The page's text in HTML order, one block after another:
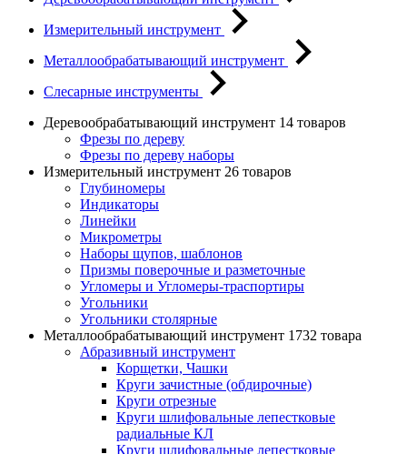
Измерительный инструмент
Металлообрабатывающий инструмент
Слесарные инструменты
Деревообрабатывающий инструмент 14 товаров
Фрезы по дереву
Фрезы по дереву наборы
Измерительный инструмент 26 товаров
Глубиномеры
Индикаторы
Линейки
Микрометры
Наборы щупов, шаблонов
Призмы поверочные и разметочные
Угломеры и Угломеры-траспортиры
Угольники
Угольники столярные
Металлообрабатывающий инструмент 1732 товара
Абразивный инструмент
Корщетки, Чашки
Круги зачистные (обдирочные)
Круги отрезные
Круги шлифовальные лепестковые
радиальные КЛ
Круги шлифовальные лепестковые